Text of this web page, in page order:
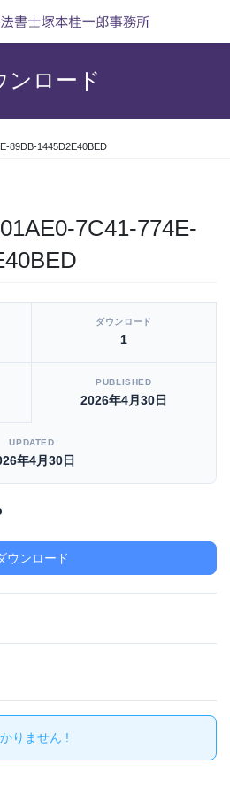
ンロード
89DB-1445D2E40BED
7C41-774E-
ダウンロード
1
PUBLISHED
2026年4月30日
UPDATED
年4月30日
ウンロード
りません !